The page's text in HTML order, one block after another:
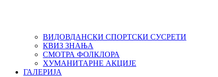
ВИДОВДАНСКИ СПОРТСКИ СУСРЕТИ
КВИЗ ЗНАЊА
СМОТРА ФОЛКЛОРА
ХУМАНИТАРНЕ АКЦИЈЕ
ГАЛЕРИЈА